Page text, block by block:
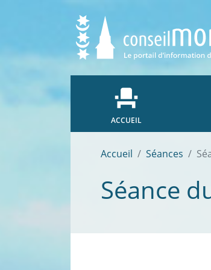
event_seat
ACCUEIL
Accueil Séances
Séance